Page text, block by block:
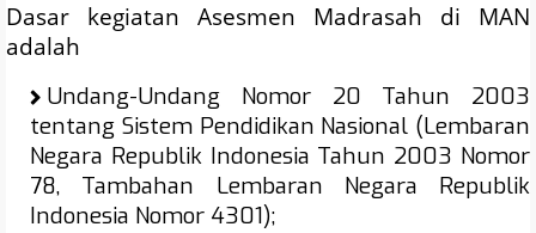
Dasar kegiatan Asesmen Madrasah di MAN
adalah
Undang-Undang Nomor 20 Tahun 2003
tentang Sistem Pendidikan Nasional (Lembaran
Negara Republik Indonesia Tahun 2003 Nomor
78, Tambahan Lembaran Negara Republik
Indonesia Nomor 4301);